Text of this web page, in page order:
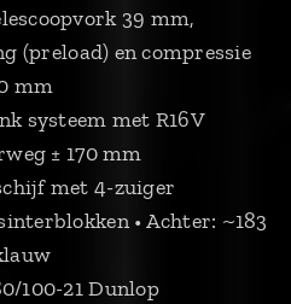
39 mm,
(preload) en compressie
mm
systeem met R16V
± 170 mm
met 4-zuiger
• Achter: ~183
100-21 Dunlop